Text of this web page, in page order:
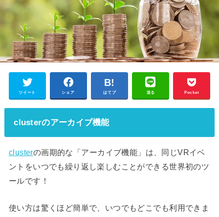
ツイート シェア はてブ 送る Pocket
clusterのアーカイブ機能
clusterの画期的な「アーカイブ機能」は、同じVRイベ
ントをいつでも繰り返し楽しむことができる世界初のツ
ールです！
使い方は驚くほど簡単で、いつでもどこでも利用できま